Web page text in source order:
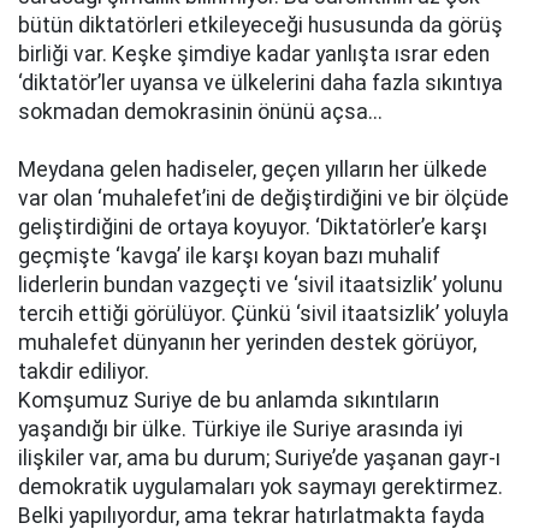
bütün diktatörleri etkileyeceği hususunda da görüş
birliği var. Keşke şimdiye kadar yanlışta ısrar eden
‘diktatör’ler uyansa ve ülkelerini daha fazla sıkıntıya
sokmadan demokrasinin önünü açsa...
Meydana gelen hadiseler, geçen yılların her ülkede
var olan ‘muhalefet’ini de değiştirdiğini ve bir ölçüde
geliştirdiğini de ortaya koyuyor. ‘Diktatörler’e karşı
geçmişte ‘kavga’ ile karşı koyan bazı muhalif
liderlerin bundan vazgeçti ve ‘sivil itaatsizlik’ yolunu
tercih ettiği görülüyor. Çünkü ‘sivil itaatsizlik’ yoluyla
muhalefet dünyanın her yerinden destek görüyor,
takdir ediliyor.
Komşumuz Suriye de bu anlamda sıkıntıların
yaşandığı bir ülke. Türkiye ile Suriye arasında iyi
ilişkiler var, ama bu durum; Suriye’de yaşanan gayr-ı
demokratik uygulamaları yok saymayı gerektirmez.
Belki yapılıyordur, ama tekrar hatırlatmakta fayda